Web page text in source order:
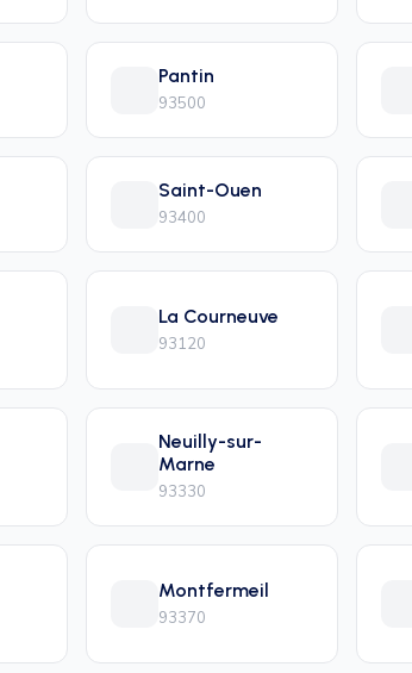
Pantin
93500
Saint-Ouen
93400
La Courneuve
93120
Neuilly-sur-
Marne
93330
Montfermeil
93370